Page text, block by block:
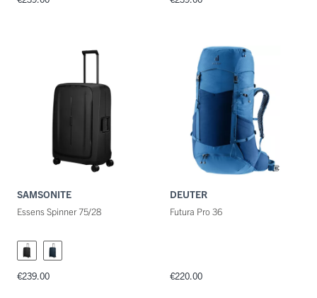
SAMSONITE
Essens Spinner 75/28
€239.00
DEUTER
Futura Pro 36
€220.00